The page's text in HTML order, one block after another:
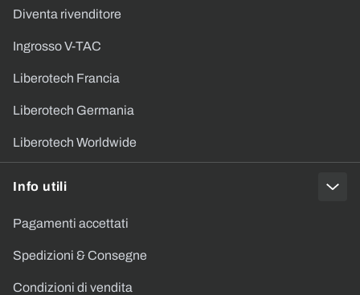
Diventa rivenditore
Ingrosso V-TAC
Liberotech Francia
Liberotech Germania
Liberotech Worldwide
Info utili
Pagamenti accettati
Spedizioni & Consegne
Condizioni di vendita